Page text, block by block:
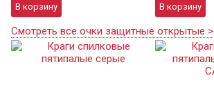
В корзину В корзину
Смотреть все очки защитные открытые >